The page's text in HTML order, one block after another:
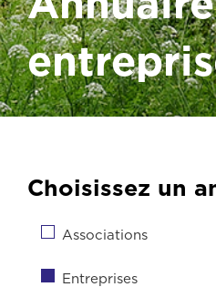
Choisissez un
Associations
Entreprises